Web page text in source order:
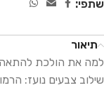
שתפי:
תיאור
למה את הולכת
שילוב צבעים נועז: